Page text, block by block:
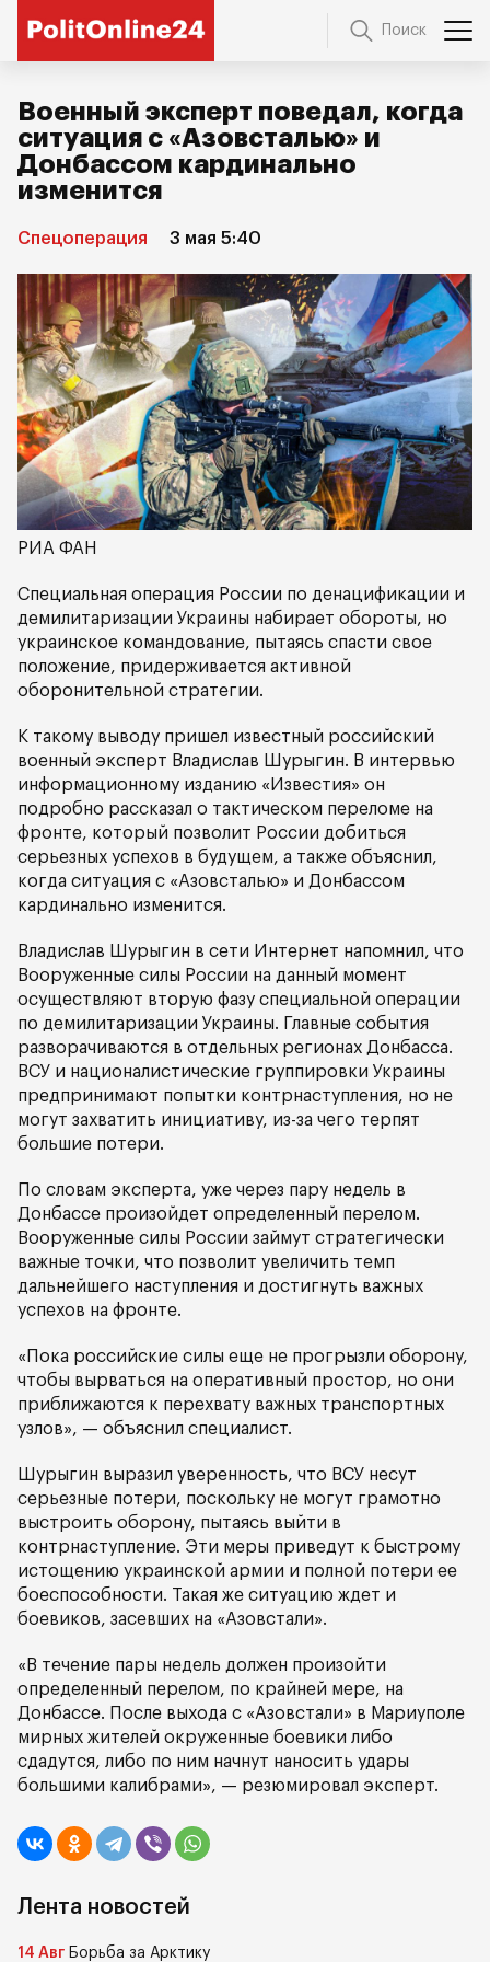
Поиск
Военный эксперт поведал, когда
ситуация с «Азовсталью» и
Донбассом кардинально
изменится
Спецоперация 3 мая 5:40
РИА ФАН
Специальная операция России по денацификации и
демилитаризации Украины набирает обороты, но
украинское командование, пытаясь спасти свое
положение, придерживается активной
оборонительной стратегии.
К такому выводу пришел известный российский
военный эксперт Владислав Шурыгин. В интервью
информационному изданию «Известия» он
подробно рассказал о тактическом переломе на
фронте, который позволит России добиться
серьезных успехов в будущем, а также объяснил,
когда ситуация с «Азовсталью» и Донбассом
кардинально изменится.
Владислав Шурыгин в сети Интернет напомнил, что
Вооруженные силы России на данный момент
осуществляют вторую фазу специальной операции
по демилитаризации Украины. Главные события
разворачиваются в отдельных регионах Донбасса.
ВСУ и националистические группировки Украины
предпринимают попытки контрнаступления, но не
могут захватить инициативу, из-за чего терпят
большие потери.
По словам эксперта, уже через пару недель в
Донбассе произойдет определенный перелом.
Вооруженные силы России займут стратегически
важные точки, что позволит увеличить темп
дальнейшего наступления и достигнуть важных
успехов на фронте.
«Пока российские силы еще не прогрызли оборону,
чтобы вырваться на оперативный простор, но они
приближаются к перехвату важных транспортных
узлов», — объяснил специалист.
Шурыгин выразил уверенность, что ВСУ несут
серьезные потери, поскольку не могут грамотно
выстроить оборону, пытаясь выйти в
контрнаступление. Эти меры приведут к быстрому
истощению украинской армии и полной потери ее
боеспособности. Такая же ситуацию ждет и
боевиков, засевших на «Азовстали».
«В течение пары недель должен произойти
определенный перелом, по крайней мере, на
Донбассе. После выхода с «Азовстали» в Мариуполе
мирных жителей окруженные боевики либо
сдадутся, либо по ним начнут наносить удары
большими калибрами», — резюмировал эксперт.
Лента новостей
14 Авг Борьба за Арктику